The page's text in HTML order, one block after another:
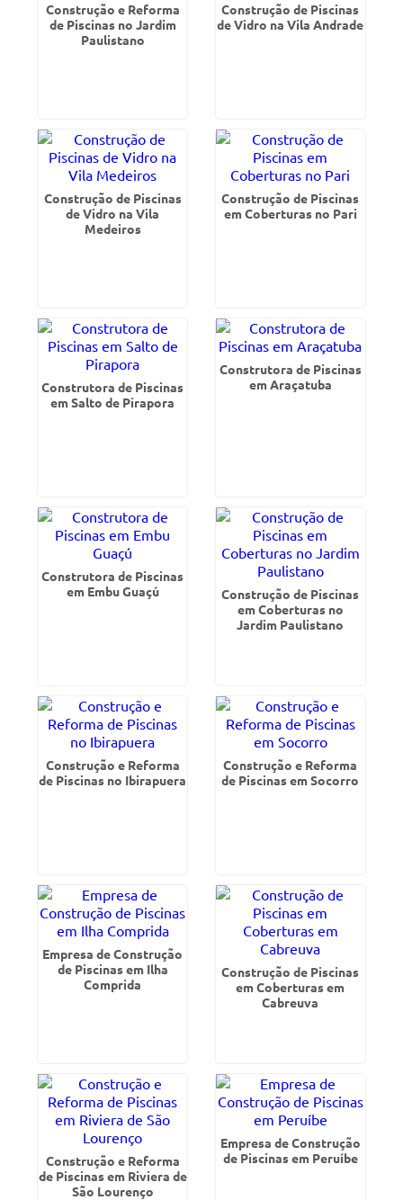
Construção e Reforma
de Piscinas no Jardim
Paulistano
Construção de Piscinas
de Vidro na Vila Andrade
Construção de Piscinas
de Vidro na Vila
Medeiros
Construção de Piscinas
em Coberturas no Pari
Construtora de Piscinas
em Salto de Pirapora
Construtora de Piscinas
em Araçatuba
Construtora de Piscinas
em Embu Guaçú
Construção de Piscinas
em Coberturas no
Jardim Paulistano
Construção e Reforma
de Piscinas no Ibirapuera
Construção e Reforma
de Piscinas em Socorro
Empresa de Construção
de Piscinas em Ilha
Comprida
Construção de Piscinas
em Coberturas em
Cabreuva
Construção e Reforma
de Piscinas em Riviera de
São Lourenço
Empresa de Construção
de Piscinas em Peruíbe